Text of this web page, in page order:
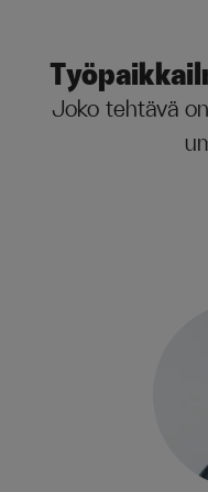
Joko tehtävä